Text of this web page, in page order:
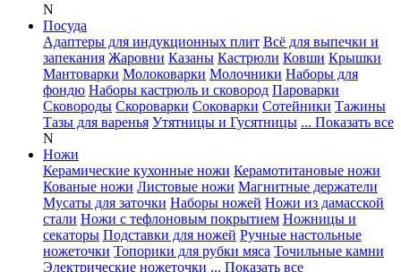
N
Посуда
Адаптеры для индукционных плит Всё для выпечки и
запекания Жаровни Казаны Кастрюли Ковши Крышки
Мантоварки Молоковарки Молочники Наборы для
фондю Наборы кастрюль и сковород Пароварки
Сковороды Скороварки Соковарки Сотейники Тажины
Тазы для варенья Утятницы и Гусятницы ... Показать все
N
Ножи
Керамические кухонные ножи Керамотитановые ножи
Кованые ножи Листовые ножи Магнитные держатели
Мусаты для заточки Наборы ножей Ножи из дамасской
стали Ножи с тефлоновым покрытием Ножницы и
секаторы Подставки для ножей Ручные настольные
ножеточки Топорики для рубки мяса Точильные камни
Электрические ножеточки ... Показать все